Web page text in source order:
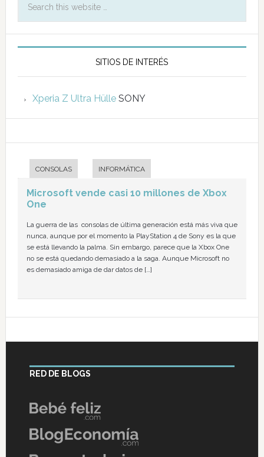
SITIOS DE INTERÉS
Xperia Z Ultra HülleSONY
CONSOLAS INFORMÁTICA
Microsoft vende casi 10 millones de Xbox
One
La guerra de las consolas de última generación está más viva que
nunca, aunque por el momento la PlayStation 4 de Sony es la que
se está llevando la palma. Sin embargo, parece que la Xbox One
no se está quedando demasiado a la saga. Aunque Microsoft no
es demasiado amiga de dar datos de […]
RED DE BLOGS